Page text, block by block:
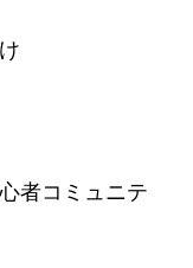
者コミュニテ